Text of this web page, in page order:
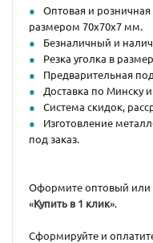
Оптовая и розничная
размером 70х70х7 мм.
Безналичный и
Резка уголка в
Предварительная
Доставка по Минску
Система скидок,
Изготовление
под заказ.
Оформите оптовый или
«Купить в 1 клик».
Сформируйте и